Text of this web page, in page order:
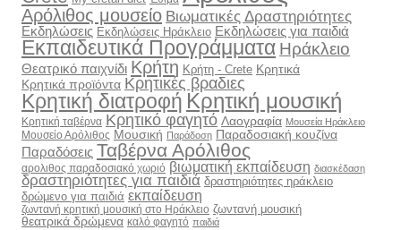
Αρόλιθος μουσείο Βιωματικές Δραστηριότητες
Εκδηλώσεις Εκδηλώσεις Ηράκλειο Εκδηλώσεις για παιδιά
Εκπαιδευτικά Προγράμματα Ηράκλειο
Θεατρικό παιχνίδι Κρήτη Κρήτη - Crete Κρητικά
Κρητικά προϊόντα Κρητικές βραδιες
Κρητική διατροφή Κρητική μουσική
Κρητική ταβέρνα Κρητικό φαγητό Λαογραφία Μουσεία Ηράκλειο
Μουσείο Αρόλιθος Μουσική Παράδοση Παραδοσιακή κουζίνα
Παραδόσεις Ταβέρνα Αρόλιθος
αρολιθος παραδοσιακό χωριό βιωματική εκπαίδευση διασκέδαση
δραστηριότητες για παιδιά δραστηριότητες ηράκλειο
δρώμενο για παιδιά εκπαίδευση
ζωντανή κρητική μουσική στο Ηράκλειο ζωντανή μουσική
θεατρικά δρώμενα καλό φαγητό παιδιά